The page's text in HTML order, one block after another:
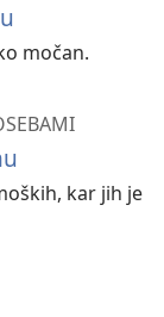
močan.
kar jih je